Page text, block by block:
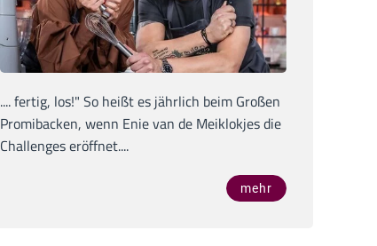
.... fertig, los!" So heißt es jährlich beim Großen
Promibacken, wenn Enie van de Meiklokjes die
Challenges eröffnet....
mehr